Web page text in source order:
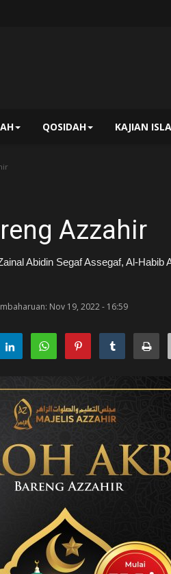
QOSIDAH KAJIAN
Azzahir
Abidin Segaf Assegaf, Al-Habib
Nov 19, 2022 - 16:59